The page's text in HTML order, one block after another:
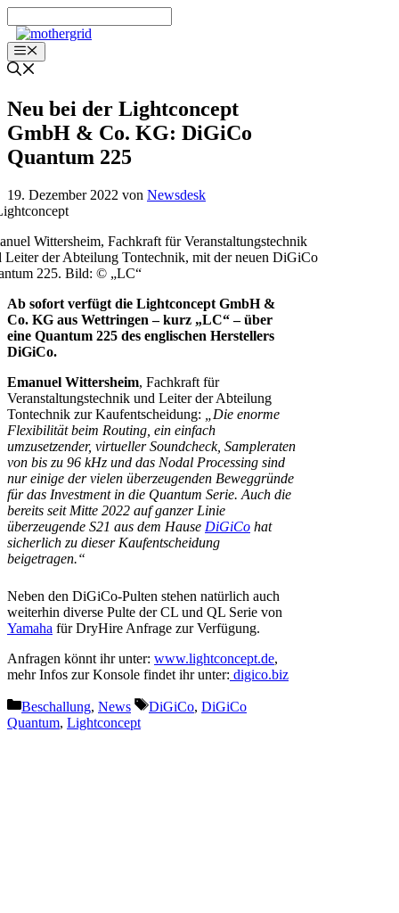
Inhalt
springenMenü
Neu bei der Lightconcept
GmbH & Co. KG: DiGiCo
Quantum 225
19. Dezember 2022 von Newsdesk
Wittersheim, Fachkraft für Veranstaltungstechnik
Leiter der Abteilung Tontechnik, mit der neuen DiGiCo
225. Bild: © „LC“
Ab sofort verfügt die Lightconcept GmbH &
Co. KG aus Wettringen – kurz „LC“ – über
eine Quantum 225 des englischen Herstellers
DiGiCo.
Emanuel Wittersheim, Fachkraft für
Veranstaltungstechnik und Leiter der Abteilung
Tontechnik zur Kaufentscheidung: „Die enorme
Flexibilität beim Routing, ein einfach
umzusetzender, virtueller Soundcheck, Sampleraten
von bis zu 96 kHz und das Nodal Processing sind
nur einige der vielen überzeugenden Beweggründe
für das Investment in die Quantum Serie. Auch die
bereits seit Mitte 2022 auf ganzer Linie
überzeugende S21 aus dem Hause DiGiCo hat
sicherlich zu dieser Kaufentscheidung
beigetragen.“
Neben den DiGiCo-Pulten stehen natürlich auch
weiterhin diverse Pulte der CL und QL Serie von
Yamaha für DryHire Anfrage zur Verfügung.
Anfragen könnt ihr unter: www.lightconcept.de,
mehr Infos zur Konsole findet ihr unter: digico.biz
Kategorien
Beschallung, News Schlagwörter
DiGiCo, DiGiCo
Quantum, Lightconcept